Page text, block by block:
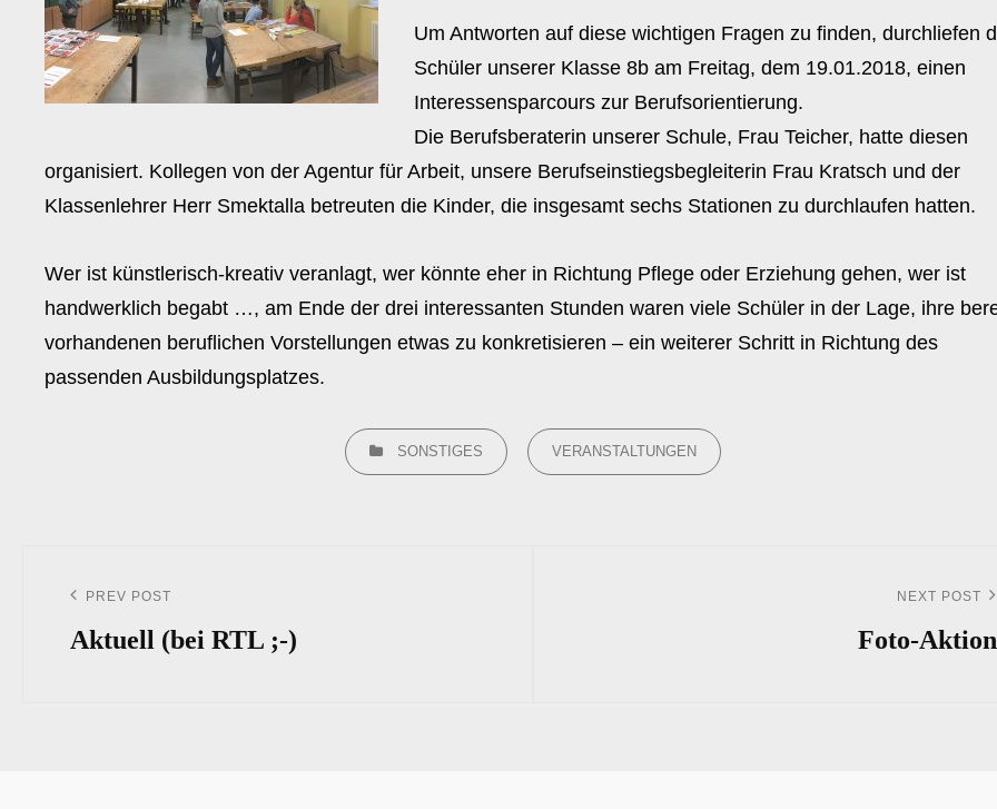
Um Antworten auf diese wichtigen Fragen zu finden, durchliefen
Schüler unserer Klasse 8b am Freitag, dem 19.01.2018, einen
Interessensparcours zur Berufsorientierung.
Die Berufsberaterin unserer Schule, Frau Teicher, hatte diesen
organisiert. Kollegen von der Agentur für Arbeit, unsere Berufseinstiegsbegleiterin Frau Kratsch und der
Klassenlehrer Herr Smektalla betreuten die Kinder, die insgesamt sechs Stationen zu durchlaufen hatten.
Wer ist künstlerisch-kreativ veranlagt, wer könnte eher in Richtung Pflege oder Erziehung gehen, wer ist
handwerklich begabt …, am Ende der drei interessanten Stunden waren viele Schüler in der Lage, ihre
vorhandenen beruflichen Vorstellungen etwas zu konkretisieren – ein weiterer Schritt in Richtung des
passenden Ausbildungsplatzes.
CATEGORIES
SONSTIGES VERANSTALTUNGEN
Navigation
Previous
Post
PREV POST
Aktuell (bei RTL ;-)
NEXT POST
Foto-Aktion